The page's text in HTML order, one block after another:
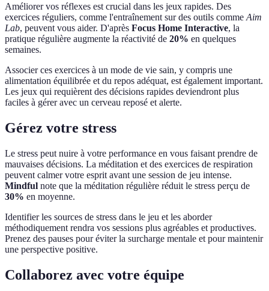
Améliorer vos réflexes est crucial dans les jeux rapides. Des
exercices réguliers, comme l'entraînement sur des outils comme Aim
Lab, peuvent vous aider. D'après Focus Home Interactive, la
pratique régulière augmente la réactivité de 20% en quelques
semaines.
Associer ces exercices à un mode de vie sain, y compris une
alimentation équilibrée et du repos adéquat, est également important.
Les jeux qui requièrent des décisions rapides deviendront plus
faciles à gérer avec un cerveau reposé et alerte.
Gérez votre stress
Le stress peut nuire à votre performance en vous faisant prendre de
mauvaises décisions. La méditation et des exercices de respiration
peuvent calmer votre esprit avant une session de jeu intense.
Mindful note que la méditation régulière réduit le stress perçu de
30% en moyenne.
Identifier les sources de stress dans le jeu et les aborder
méthodiquement rendra vos sessions plus agréables et productives.
Prenez des pauses pour éviter la surcharge mentale et pour maintenir
une perspective positive.
Collaborez avec votre équipe